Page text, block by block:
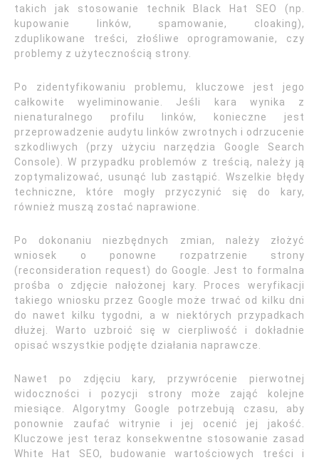
takich jak stosowanie technik Black Hat SEO (np.
kupowanie linków, spamowanie, cloaking),
zduplikowane treści, złośliwe oprogramowanie, czy
problemy z użytecznością strony.
Po zidentyfikowaniu problemu, kluczowe jest jego
całkowite wyeliminowanie. Jeśli kara wynika z
nienaturalnego profilu linków, konieczne jest
przeprowadzenie audytu linków zwrotnych i odrzucenie
szkodliwych (przy użyciu narzędzia Google Search
Console). W przypadku problemów z treścią, należy ją
zoptymalizować, usunąć lub zastąpić. Wszelkie błędy
techniczne, które mogły przyczynić się do kary,
również muszą zostać naprawione.
Po dokonaniu niezbędnych zmian, należy złożyć
wniosek o ponowne rozpatrzenie strony
(reconsideration request) do Google. Jest to formalna
prośba o zdjęcie nałożonej kary. Proces weryfikacji
takiego wniosku przez Google może trwać od kilku dni
do nawet kilku tygodni, a w niektórych przypadkach
dłużej. Warto uzbroić się w cierpliwość i dokładnie
opisać wszystkie podjęte działania naprawcze.
Nawet po zdjęciu kary, przywrócenie pierwotnej
widoczności i pozycji strony może zająć kolejne
miesiące. Algorytmy Google potrzebują czasu, aby
ponownie zaufać witrynie i jej ocenić jej jakość.
Kluczowe jest teraz konsekwentne stosowanie zasad
White Hat SEO, budowanie wartościowych treści i